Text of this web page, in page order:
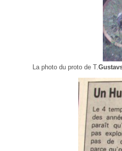
La photo du proto de T.